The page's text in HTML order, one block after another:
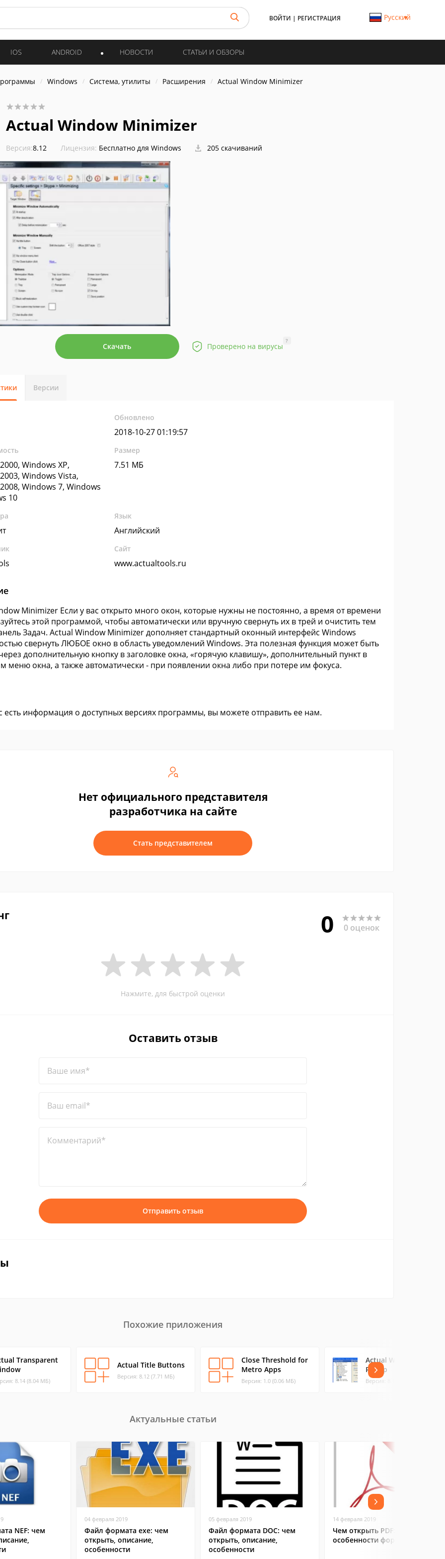
ВОЙТИ | РЕГИСТРАЦИЯ Русский
IOS ANDROID НОВОСТИ СТАТЬИ И ОБЗОРЫ
Windows Система, утилиты Расширения Actual Window Minimizer
Actual Window Minimizer
Версия:8.12 Лицензия: Бесплатно для Windows 205 скачиваний
Скачать Проверено на вирусы
?
Версии
Обновлено
2018-10-27 01:19:57
Windows XP,
Windows Vista,
Windows 7, Windows
10
Размер
7.51 МБ
Язык
Английский
Сайт
www.actualtools.ru
Minimizer Если у вас открыто много окон, которые нужны не постоянно, а время от времени
этой программой, чтобы автоматически или вручную свернуть их в трей и очистить тем
Задач. Actual Window Minimizer дополняет стандартный оконный интерфейс Windows
свернуть ЛЮБОЕ окно в область уведомлений Windows. Эта полезная функция может быть
дополнительную кнопку в заголовке окна, «горячую клавишу», дополнительный пункт в
меню окна, а также автоматически - при появлении окна либо при потере им фокуса.
есть информация о доступных версиях программы, вы можете отправить ее нам.
Нет официального представителя
разработчика на сайте
Стать представителем
0 0 оценок
Нажмите, для быстрой оценки
Оставить отзыв
Ваше имя*
Ваш email*
Комментарий*
Отправить отзыв
Похожие приложения
Transparent
8.14 (8.04 МБ)
Actual Title Buttons
Версия: 8.12 (7.71 МБ)
Close Threshold for
Metro Apps
Версия: 1.0 (0.06 МБ)
Actual Window
Rollup
Версия: 8.14.1 (8.02 МБ)
Актуальные статьи
NEF: чем
04 февраля 2019
Файл формата exe: чем
открыть, описание,
особенности
05 февраля 2019
Файл формата DOC: чем
открыть, описание,
особенности
14 февраля 2019
Чем открыть PDF:
особенности формата